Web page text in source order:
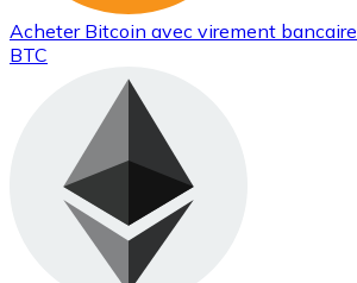
Acheter Bitcoin avec virement bancaire
BTC